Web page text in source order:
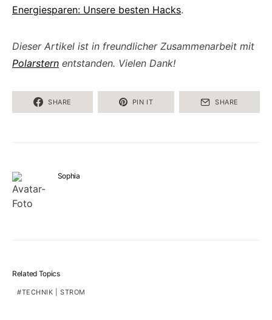
Energiesparen: Unsere besten Hacks.
Dieser Artikel ist in freundlicher Zusammenarbeit mit
Polarstern entstanden. Vielen Dank!
SHARE PIN IT SHARE
Sophia
Related Topics
TECHNIK | STROM